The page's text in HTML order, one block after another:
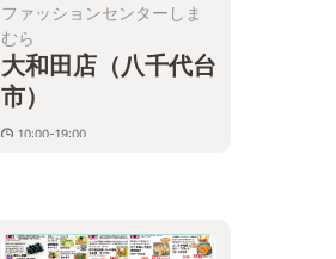
ファッションセンターしま
むら
大和田店（八千代台
市）
10:00-19:00